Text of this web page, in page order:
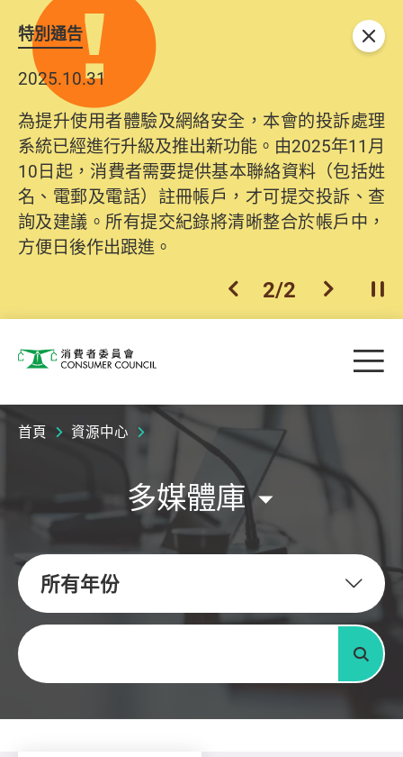
特別通告
2025.10.31
為提升使用者體驗及網絡安全，本會的投訴處理
系統已經進行升級及推出新功能。由2025年11月
10日起，消費者需要提供基本聯絡資料（包括姓
名、電郵及電話）註冊帳戶，才可提交投訴、查
詢及建議。所有提交紀錄將清晰整合於帳戶中，
方便日後作出跟進。
上一個
2/2 下一個開
關閉
消費者委員會 目
首頁 資源中心
多媒體庫
所有年份
關鍵字
搜尋